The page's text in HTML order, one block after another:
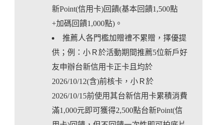
新Point(信用卡)回饋(基本回饋1,500點
+加碼回饋1,000點)。
推薦人各門檻加贈禮不累贈，擇優提
供；例：小Ｒ於活動期間推薦5位新戶好
友申辦台新信用卡正卡且均於
2026/10/12(含)前核卡，小Ｒ於
2026/10/15前使用其台新信用卡累積消費
滿1,000元即可獲得2,500點台新Point(信